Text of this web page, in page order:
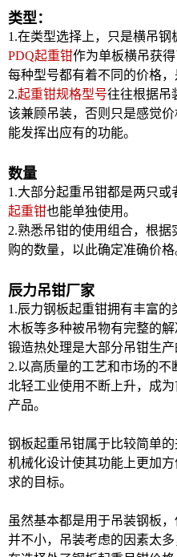
类型：
1.在类型选择上，只是横吊钢
PDQ起重钳作为单板横吊获
每种型号都有着不同的价格
2.起重钳规格型号往往根据吊
该兼顾吊装，否则只是感觉
能发挥出应有的功能。
数量
1.大部分起重吊钳都是两只或
起重钳也能单独使用。
2.熟悉吊钳的使用组合，根
购的数量，以此确定准确价格
辰力吊钳厂家
1.辰力钢板起重钳拥有丰富的
木板等多种被吊物有完整的
锻造热处理是大部分吊钳生产
2.以高质量的工艺和市场的
北轻工业使用不断上升，成
产品。
钢板起重吊钳属于比较简单
机械化设计使其功能上更加
求的目标。
虽然基本都是用于吊装钢板
并不小，吊装考虑的因素太